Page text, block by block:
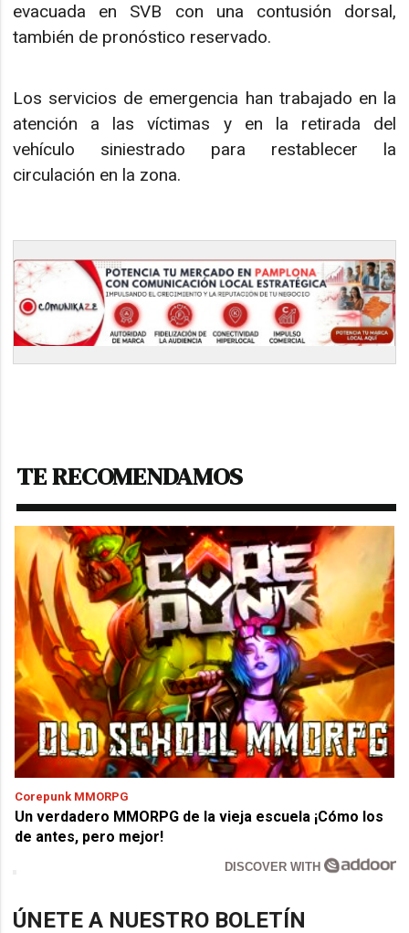
evacuada en SVB con una contusión dorsal,
también de pronóstico reservado.
Los servicios de emergencia han trabajado en la
atención a las víctimas y en la retirada del
vehículo siniestrado para restablecer la
circulación en la zona.
TE RECOMENDAMOS
Corepunk MMORPG
Un verdadero MMORPG de la vieja escuela ¡Cómo los
de antes, pero mejor!
DISCOVER WITH
ÚNETE A NUESTRO BOLETÍN